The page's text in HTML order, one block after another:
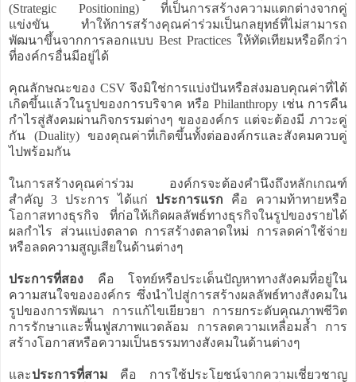
(Strategic Positioning) ที่เป็นการสร้างความแตกต่างจากคู่
แข่งขัน ทำให้การสร้างคุณค่าร่วมเป็นกลยุทธ์ที่ไม่สามารถ
พัฒนาขึ้นจากการลอกแบบ Best Practices ให้ทัดเทียมหรือดีกว่า
ที่องค์กรอื่นมีอยู่ได้
คุณลักษณะของ CSV จึงมิใช่การแบ่งปันหรือส่งมอบคุณค่าที่ได้
เกิดขึ้นแล้วในรูปของการบริจาค หรือ Philanthropy เช่น การคืน
กำไรสู่สังคมผ่านกิจกรรมต่างๆ ขององค์กร แต่จะต้องมี ภาวะคู่
กัน (Duality) ของคุณค่าที่เกิดขึ้นทั้งต่อองค์กรและสังคมควบคู่
ไปพร้อมกัน
ในการสร้างคุณค่าร่วม องค์กรจะต้องคำนึงถึงหลักเกณฑ์
สำคัญ 3 ประการ ได้แก่ ประการแรก คือ ความท้าทายหรือ
โอกาสทางธุรกิจ ที่ก่อให้เกิดผลลัพธ์ทางธุรกิจในรูปของรายได้
ผลกำไร ส่วนแบ่งตลาด การสร้างตลาดใหม่ การลดค่าใช้จ่าย
หรือลดความสูญเสียในด้านต่างๆ
ประการที่สอง คือ โจทย์หรือประเด็นปัญหาทางสังคมที่อยู่ใน
ความสนใจขององค์กร ซึ่งนำไปสู่การสร้างผลลัพธ์ทางสังคมใน
รูปของการพัฒนา การแก้ไขเยียวยา การยกระดับคุณภาพชีวิต
การรักษาและฟื้นฟูสภาพแวดล้อม การลดความเหลื่อมล้ำ การ
สร้างโอกาสหรือความเป็นธรรมทางสังคมในด้านต่างๆ
และประการที่สาม คือ การใช้ประโยชน์จากความเชี่ยวชาญ